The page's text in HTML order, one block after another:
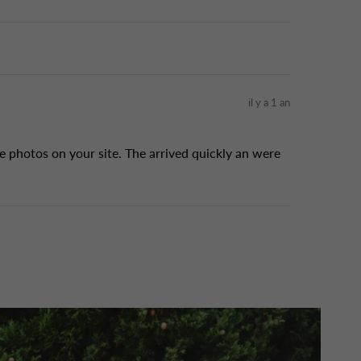
il y a 1 an
photos on your site. The arrived quickly an were